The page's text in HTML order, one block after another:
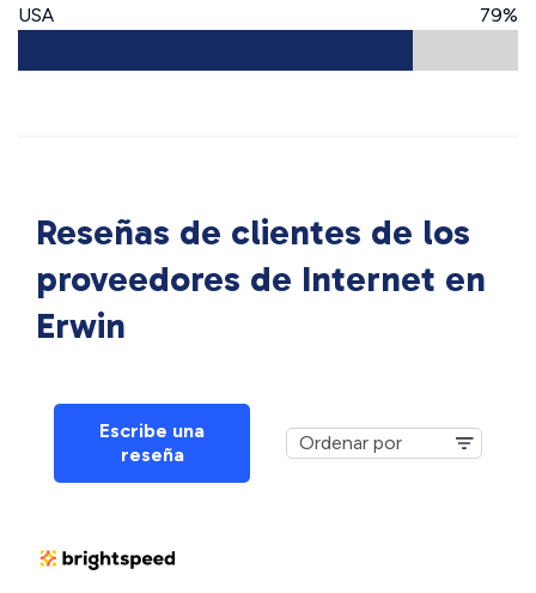
USA 79%
Reseñas de clientes de los
proveedores de Internet en
Erwin
Escribe una
reseña